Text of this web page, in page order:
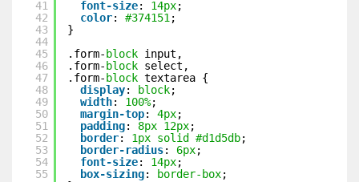
41
42
43
44
45
46
47
48
49
50
51
52
53
54
55
font-size: 14px;
color: #374151 ;
}
.form- block input,
.form- block select,
.form- block textarea {
display: block;
width: 100%;
margin-top: 4px;
padding: 8px 12px;
border: 1px solid #d1d5db;
border-radius: 6px;
font-size: 14px;
box-sizing: border-box;